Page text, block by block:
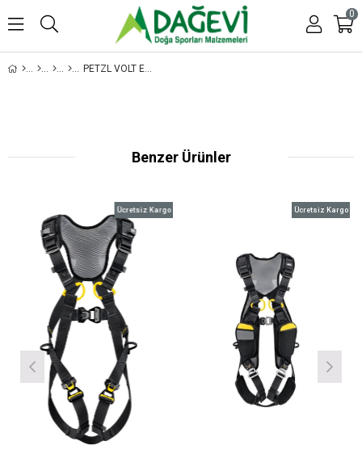
0
PETZL VOLT EMNIYET KEMERI - ULUSLARARASI VERSIYON
Benzer Ürünler
Ücretsiz Kargo Ücretsiz Kargo